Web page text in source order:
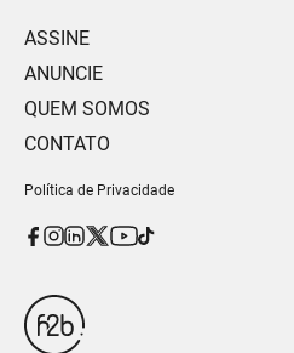
ASSINE
ANUNCIE
QUEM SOMOS
CONTATO
Política de Privacidade